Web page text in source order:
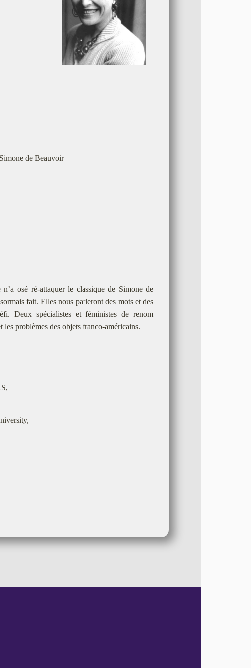
de Beauvoir
osé ré-attaquer le classique de Simone de
fait. Elles nous parleront des mots et des
Deux spécialistes et féministes de renom
problèmes des objets franco-américains.